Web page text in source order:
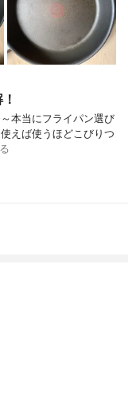
本当にフライパン選び
えば使うほどこびりつ